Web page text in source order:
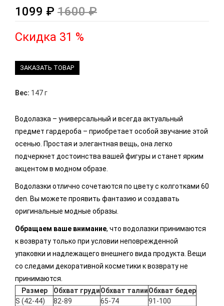
1099 ₽ 1600 ₽
Скидка 31 %
ЗАКАЗАТЬ ТОВАР
Вес: 147 г
Водолазка – универсальный и всегда актуальный
предмет гардероба – приобретает особой звучание этой
осенью. Простая и элегантная вещь, она легко
подчеркнет достоинства вашей фигуры и станет ярким
акцентом в модном образе.
Водолазки отлично сочетаются по цвету с колготками 60
den. Вы можете проявить фантазию и создавать
оригинальные модные образы.
Обращаем ваше внимание, что водолазки принимаются
к возврату только при условии неповрежденной
упаковки и надлежащего внешнего вида продукта. Вещи
со следами декоративной косметики к возврату не
принимаются.
Размер
Обхват грудиОбхват талииОбхват бедер
S (42-44)
82-89 65-74
91-100